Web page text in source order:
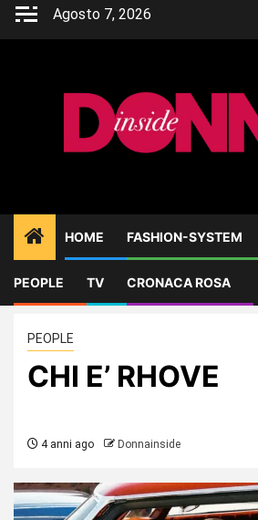
Skip
Agosto 7, 2026
HOME FASHION-SYSTEM
PEOPLE TV CRONACA ROSA
Home PEOPLE CHI E’ RHOVE
PEOPLE
CHI E’ RHOVE
4 anni ago Donnainside